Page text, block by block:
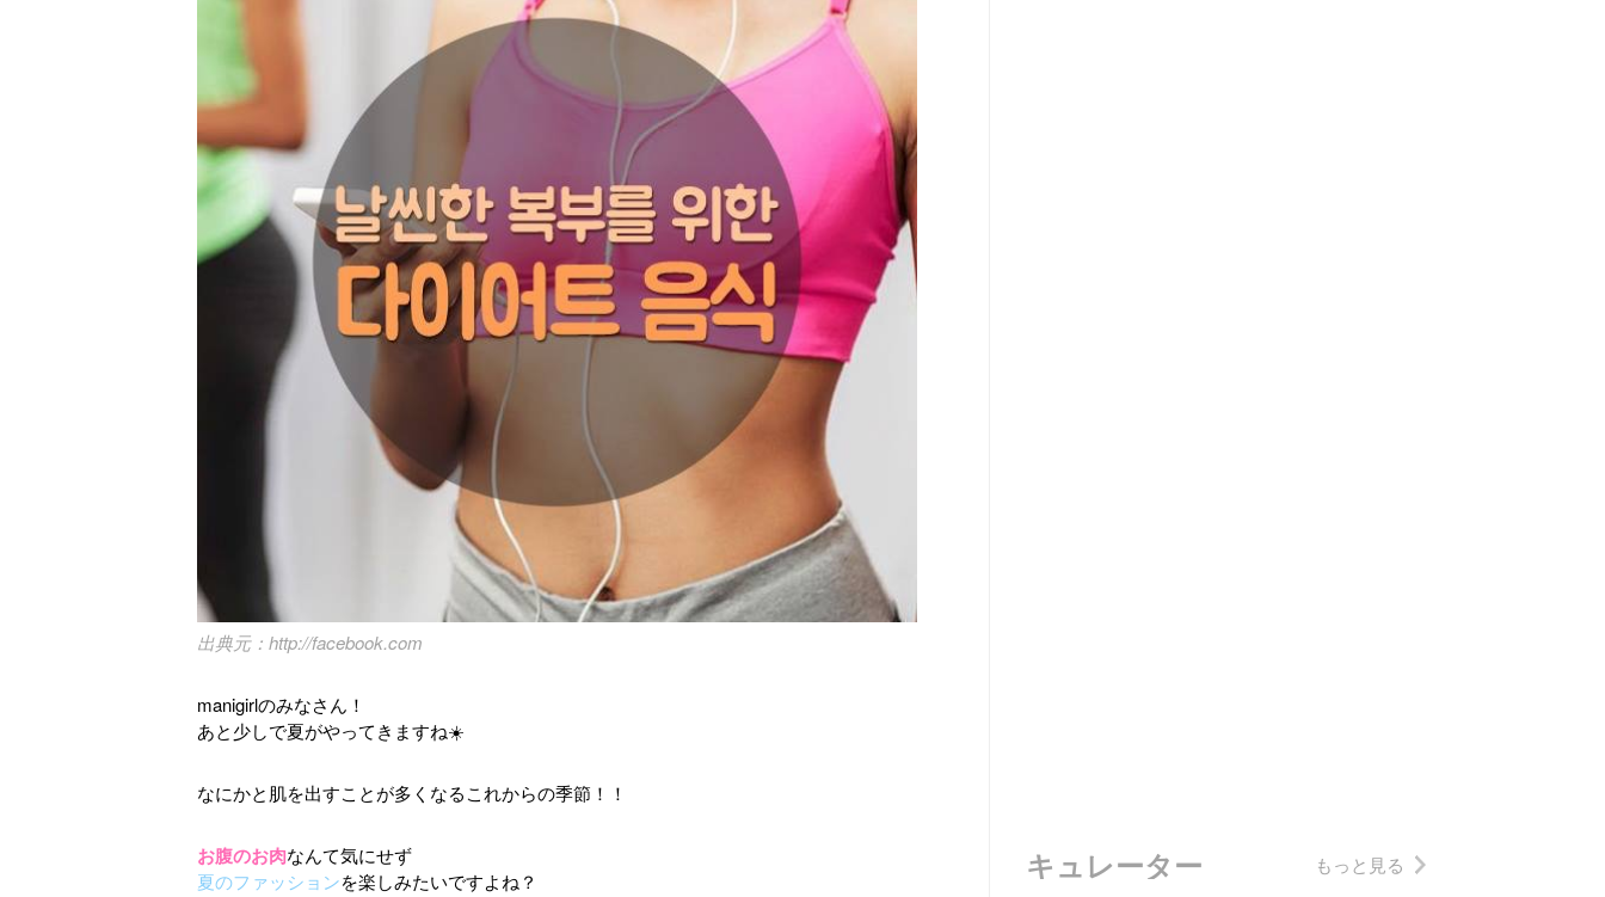
http://facebook.com
manigirlのみなさん！
あと少しで夏がやってきますね☀️
なにかと肌を出すことが多くなるこれからの季節！！
お腹のお肉なんて気にせず
夏のファッションを楽しみたいですよね？ キュレーター もっと見る